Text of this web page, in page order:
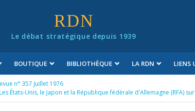
RDN
Le débat stratégique depuis 1939
BOUTIQUE BIBLIOTHÈQUE LA RDN LIENS
n° 357 Juillet 1976
États-Unis, le Japon et la République fédérale d'Allemagne (RFA)